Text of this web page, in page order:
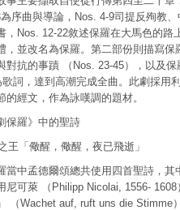
為序曲與導論，Nos. 4-9司提反殉教
，Nos. 12-22敘述保羅在大馬色的路
，並改名為保羅。第二部份則描寫保
對抗的事蹟 （Nos. 23-45），以及
歌詞，達到高潮完成全曲。此劇採用
的經文，作為詠嘆調的題材。
保羅》中的聖詩
王「儆醒，儆醒，夜已飛逝」
當中孟德爾頌總共使用四首聖詩，其
尼可萊 （Philipp Nicolai, 1556-
（Wachet auf, ruft uns die Stimme